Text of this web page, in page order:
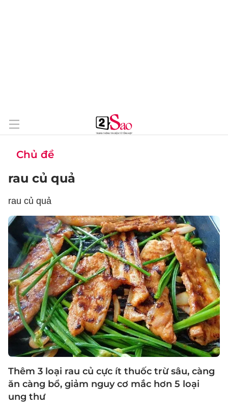
Chủ đề
rau củ quả
rau củ quả
Thêm 3 loại rau củ cực ít thuốc trừ sâu, càng
ăn càng bổ, giảm nguy cơ mắc hơn 5 loại
ung thư